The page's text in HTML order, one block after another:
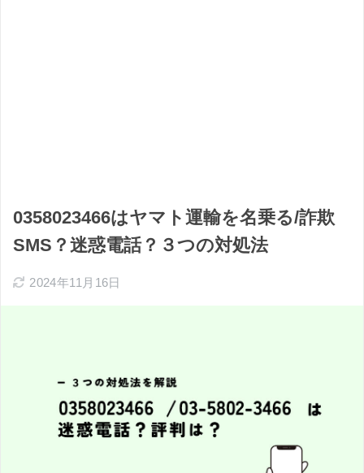
0358023466はヤマト運輸を名乗る/詐欺
SMS？迷惑電話？３つの対処法
2024年11月16日